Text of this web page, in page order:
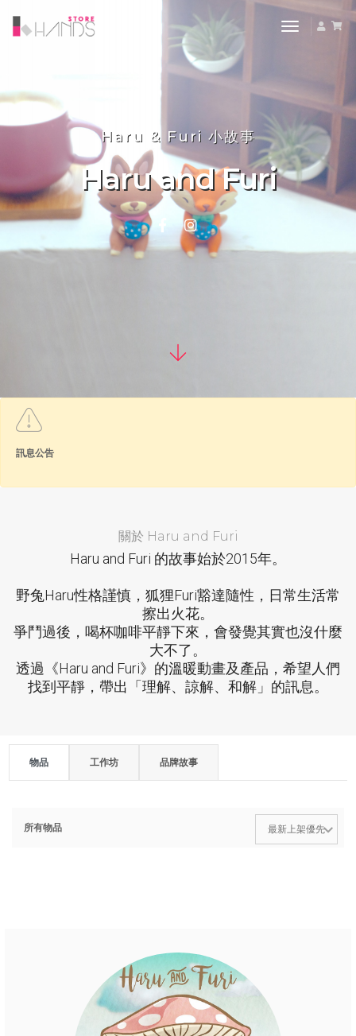
toggle
Haru & Furi 小故事
Haru and Furi
訊息公告
關於 Haru and Furi
Haru and Furi 的故事始於2015年。
野兔Haru性格謹慎，狐狸Furi豁達隨性，日常生活常
擦出火花。
爭鬥過後，喝杯咖啡平靜下來，會發覺其實也沒什麼
大不了。
透過《Haru and Furi》的溫暖動畫及產品，希望人們
找到平靜，帶出「理解、諒解、和解」的訊息。
物品 工作坊 品牌故事
所有物品